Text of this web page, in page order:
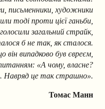
письменники, художники
тоді проти цієї ганьби,
загальний страйк,
б не так, як сталося.
він випадково був євреєм,
«А чому, власне?
Навряд це так страшно».
Томас Манн